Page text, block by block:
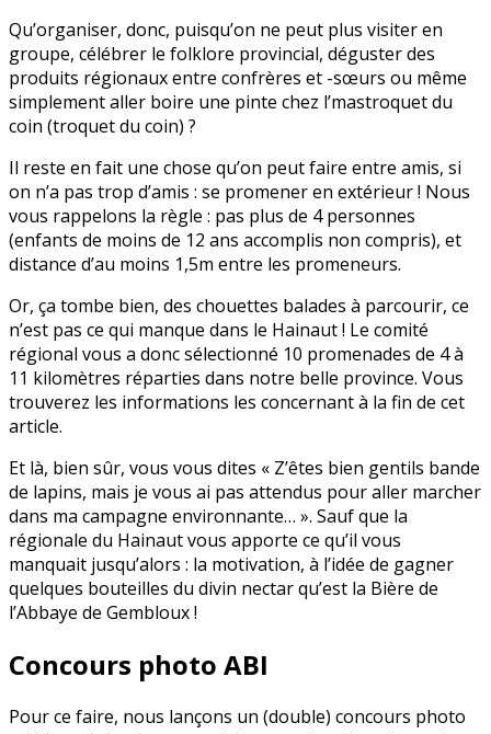
Qu’organiser, donc, puisqu’on ne peut plus visiter en
groupe, célébrer le folklore provincial, déguster des
produits régionaux entre confrères et -sœurs ou même
simplement aller boire une pinte chez l’mastroquet du
coin (troquet du coin) ?
Il reste en fait une chose qu’on peut faire entre amis, si
on n’a pas trop d’amis : se promener en extérieur ! Nous
vous rappelons la règle : pas plus de 4 personnes
(enfants de moins de 12 ans accomplis non compris), et
distance d’au moins 1,5m entre les promeneurs.
Or, ça tombe bien, des chouettes balades à parcourir, ce
n’est pas ce qui manque dans le Hainaut ! Le comité
régional vous a donc sélectionné 10 promenades de 4 à
11 kilomètres réparties dans notre belle province. Vous
trouverez les informations les concernant à la fin de cet
article.
Et là, bien sûr, vous vous dites « Z’êtes bien gentils bande
de lapins, mais je vous ai pas attendus pour aller marcher
dans ma campagne environnante… ». Sauf que la
régionale du Hainaut vous apporte ce qu’il vous
manquait jusqu’alors : la motivation, à l’idée de gagner
quelques bouteilles du divin nectar qu’est la Bière de
l’Abbaye de Gembloux !
Concours photo ABI
Pour ce faire, nous lançons un (double) concours photo